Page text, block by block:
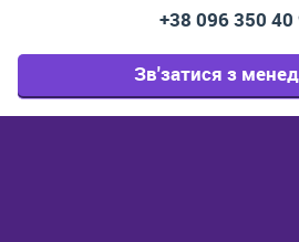
+38 096 350 40
Зв'затися з